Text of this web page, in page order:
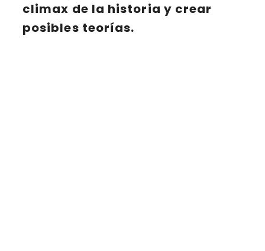
climax de la historia y crear
posibles teorías.